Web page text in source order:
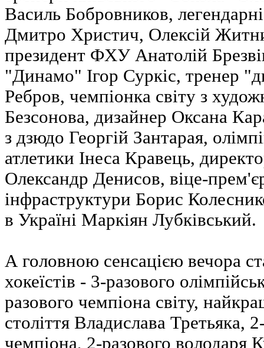
Василь Бобровников, легендарні
Дмитро Христич, Олексій
президент ФХУ Анатолій
"Динамо" Ігор Суркіс, тренер
Ребров, чемпіонка світу з
Безсонова, дизайнер Оксана
з дзюдо Георгій Зантарая,
атлетики Інеса Кравець,
Олександр Денисов, віце-
інфраструктури Борис
в Україні Маркіян Лубківський.
А головною сенсацією вечора
хокеїстів - 3-разового
разового чемпіона світу,
століття Владислава Третьяка,
чемпіона, 2-разового володаря